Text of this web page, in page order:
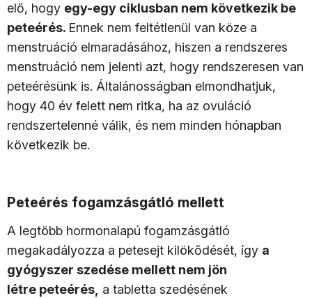
elő, hogy egy-egy ciklusban nem következik be
peteérés. Ennek nem feltétlenül van köze a
menstruáció elmaradásához, hiszen a rendszeres
menstruáció nem jelenti azt, hogy rendszeresen van
peteérésünk is. Általánosságban elmondhatjuk,
hogy 40 év felett nem ritka, ha az ovuláció
rendszertelenné válik, és nem minden hónapban
következik be.
Peteérés fogamzásgátló mellett
A legtöbb hormonalapú fogamzásgátló
megakadályozza a petesejt kilökődését, így a
gyógyszer szedése mellett nem jön
létre peteérés, a tabletta szedésének